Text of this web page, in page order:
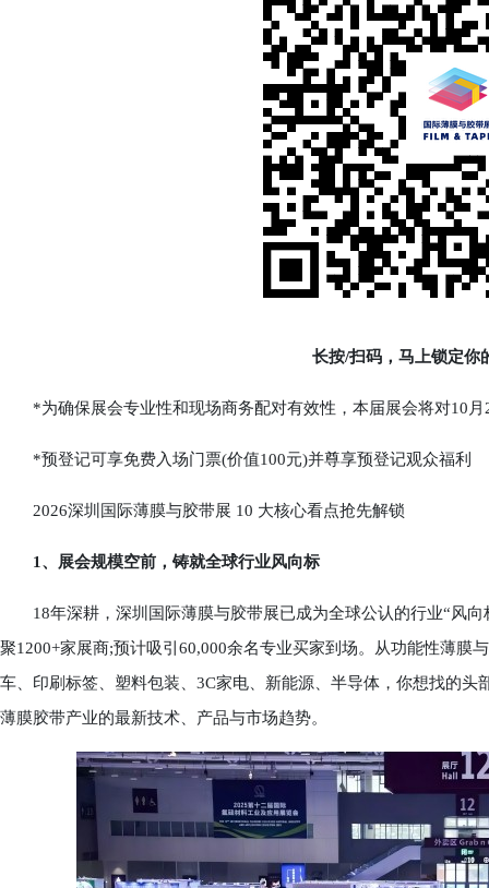
长按/扫码，马上锁定你
*为确保展会专业性和现场商务配对有效性，本届展会将对10月
*预登记可享免费入场门票(价值100元)并尊享预登记观众福利
2026深圳国际薄膜与胶带展 10 大核心看点抢先解锁
1、展会规模空前，铸就全球行业风向标
18年深耕，深圳国际薄膜与胶带展已成为全球公认的行业“风向
聚1200+家展商;预计吸引60,000余名专业买家到场。从功能性薄膜
车、印刷标签、塑料包装、3C家电、新能源、半导体，你想找的
薄膜胶带产业的最新技术、产品与市场趋势。